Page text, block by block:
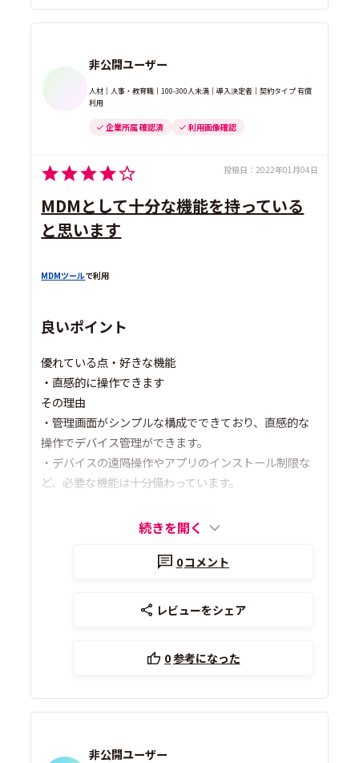
非公開ユーザー
人材｜人事・教育職｜100-300人未満｜導入決定者｜契約タイプ 有償
利用
企業所属 確認済 利用画像確認
投稿日： 2022年01月04日
MDMとして十分な機能を持っている
と思います
MDMツールで利用
良いポイント
優れている点・好きな機能
・直感的に操作できます
その理由
・管理画面がシンプルな構成でできており、直感的な
操作でデバイス管理ができます。
・デバイスの遠隔操作やアプリのインストール制限な
ど、必要な機能は十分備わっています。
続きを開く
0コメント
レビューをシェア
0参考になった
非公開ユーザー